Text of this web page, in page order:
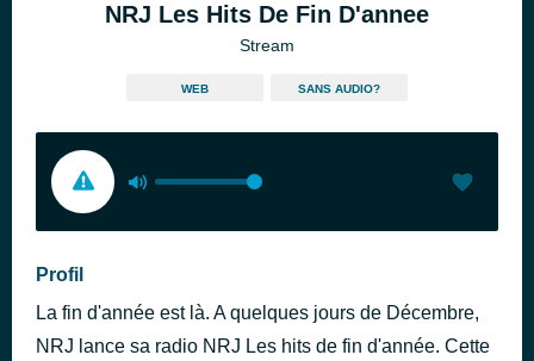
NRJ Les Hits De Fin D'annee
Stream
WEB SANS AUDIO?
Profil
La fin d'année est là. A quelques jours de Décembre,
NRJ lance sa radio NRJ Les hits de fin d'année. Cette